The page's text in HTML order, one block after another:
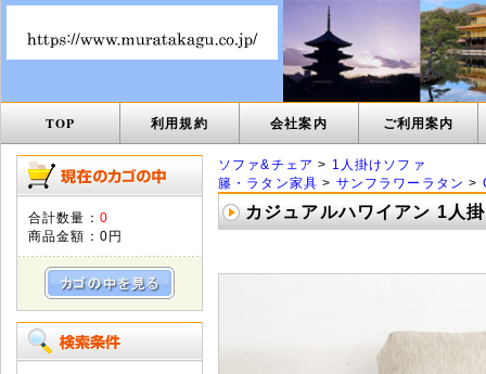
TOP 利用規約 会社案内 ご利用案内
合計数量： 0
商品金額： 0円
ソファ&チェア > 1人掛けソファ
籐・ラタン家具 > サンフラワーラタン >
カジュアルハワイアン 1人